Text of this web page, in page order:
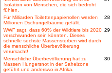
Isolation von Menschen, die sich bedroht
fühlen.
Für Milliarden Toilettenpapierrollen werden
Millionen Dschungelbäume gefällt.
28
WWF sagt, dass 60% der Wildtiere bis 2020
verschwunden sein könnten. Dieses
schnelle sechste Massensterben wird durch
die menschliche Überbevölkerung
verursacht!
29
Menschliche Überbevölkerung hat zu
Massen Hungersnot in der Sahelzone
geführt und anderswo in Afrika.
30